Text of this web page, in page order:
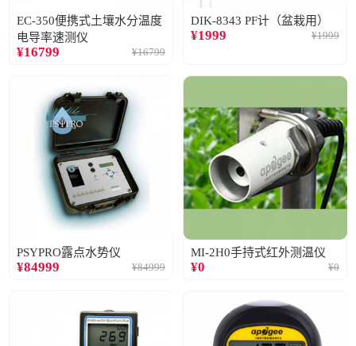
EC-350便携式土壤水分温度
电导率速测仪
¥16799 ¥16799
DIK-8343 PF计（盆栽用）
¥1999 ¥1999
PSYPRO露点水势仪
¥84999 ¥84999
MI-2H0手持式红外测温仪
¥0 ¥0